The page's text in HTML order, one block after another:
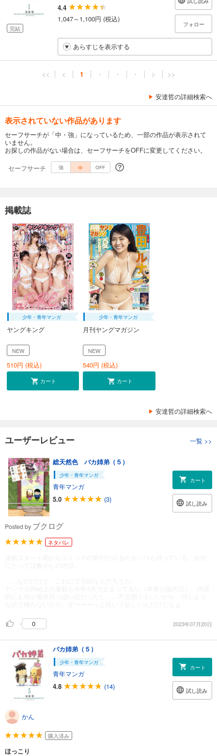
完結
4.4
1,047～1,100円 (税込)
フォロー
あらすじを表示する
<< < 1 ・ ・ ・ > >>
安達哲の詳細検索へ
表示されていない作品があります
セーフサーチが「中・強」になっているため、一部の作品が表示されて
いません。
お探しの作品がない場合は、セーフサーチをOFFに変更してください。
セーフサーチ
強 中 OFF
掲載誌
少年・青年マンガ
ヤングキング
NEW
510円 (税込)
カート
少年・青年マンガ
月刊ヤングマガジン
NEW
540円 (税込)
カート
安達哲の詳細検索へ
ユーザーレビュー 一覧 >>
総天然色 バカ姉弟（５）
少年・青年マンガ
青年マンガ
5.0
(3)
カート
試し読み
Posted by ブクログ
ネタバレ
0 2023年07月20日
バカ姉弟（５）
少年・青年マンガ
青年マンガ
4.8
(14)
カート
試し読み
かん
購入済み
ほっこり